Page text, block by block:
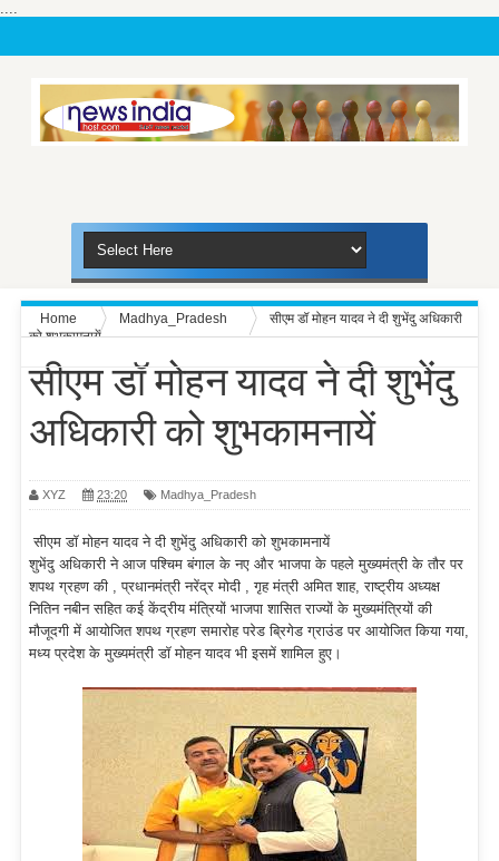
....
Home Madhya_Pradesh
सीएम डॉ मोहन यादव ने दी शुभेंदु अधिकारी
को शुभकामनायें
सीएम डॉ मोहन यादव ने दी शुभेंदु
अधिकारी को शुभकामनायें
XYZ 23:20 Madhya_Pradesh
सीएम डॉ मोहन यादव ने दी शुभेंदु अधिकारी को शुभकामनायें
शुभेंदु अधिकारी ने आज पश्चिम बंगाल के नए और भाजपा के पहले मुख्यमंत्री के तौर पर
शपथ ग्रहण की , प्रधानमंत्री नरेंद्र मोदी , गृह मंत्री अमित शाह, राष्ट्रीय अध्यक्ष
नितिन नबीन सहित कई केंद्रीय मंत्रियों भाजपा शासित राज्यों के मुख्यमंत्रियों की
मौजूदगी में आयोजित शपथ ग्रहण समारोह परेड ब्रिगेड ग्राउंड पर आयोजित किया गया,
मध्य प्रदेश के मुख्यमंत्री डॉ मोहन यादव भी इसमें शामिल हुए।